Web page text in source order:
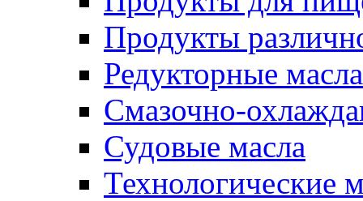
Продукты
Редукторные масла
Смазочно-
Судовые масла
Технологические